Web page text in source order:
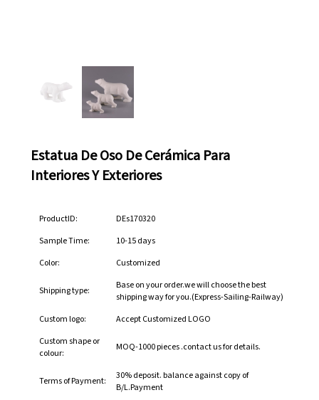
Estatua De Oso De Cerámica Para
Interiores Y Exteriores
ProductID:
DEs170320
Sample Time:
10-15 days
Color:
Customized
Shipping type:
Base on your order.we will choose the best
shipping way for you.(Express-Sailing-Railway)
Custom logo:
Accept Customized LOGO
Custom shape or
colour:
MOQ-1000 pieces .contact us for details.
Terms of Payment:
30% deposit. balance against copy of
B/L.Payment